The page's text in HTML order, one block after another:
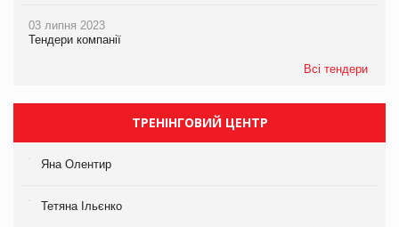
03 липня 2023
Тендери компанії
Всі тендери
ТРЕНІНГОВИЙ ЦЕНТР
Яна Олентир
Тетяна Ільєнко